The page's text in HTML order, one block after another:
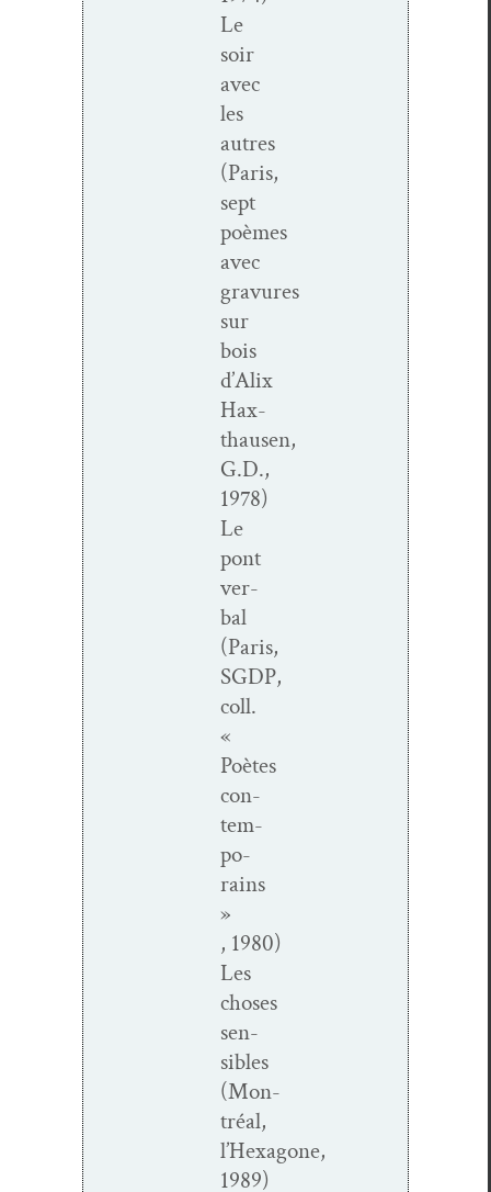
Le
soir
avec
les
autres
(Paris,
sept
poèmes
avec
gravures
sur
bois
d’Alix
Hax­
thausen,
G.D.,
1978)
Le
pont
ver­
bal
(Paris,
SGDP,
coll.
«
Poètes
con­
tem­
po­
rains
»
, 1980)
Les
choses
sen­
si­bles
(Mon­
tréal,
l’Hexagone,
1989)